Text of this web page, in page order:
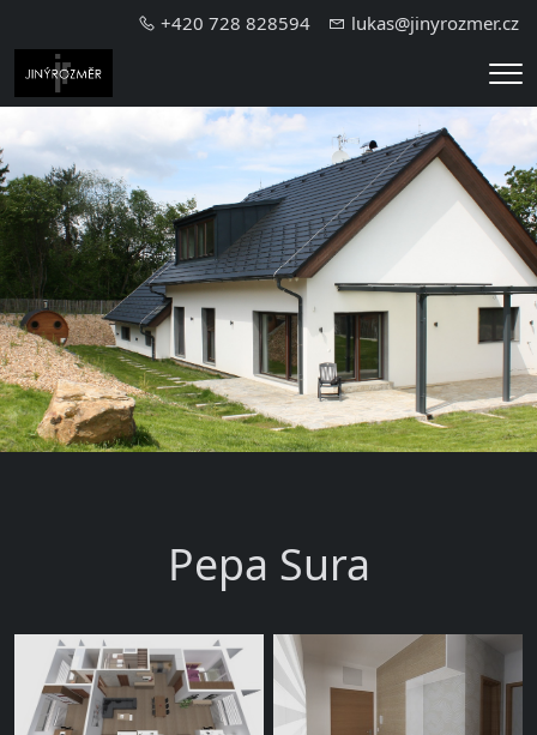
+420 728 828594 lukas@jinyrozmer.cz
Pepa Sura